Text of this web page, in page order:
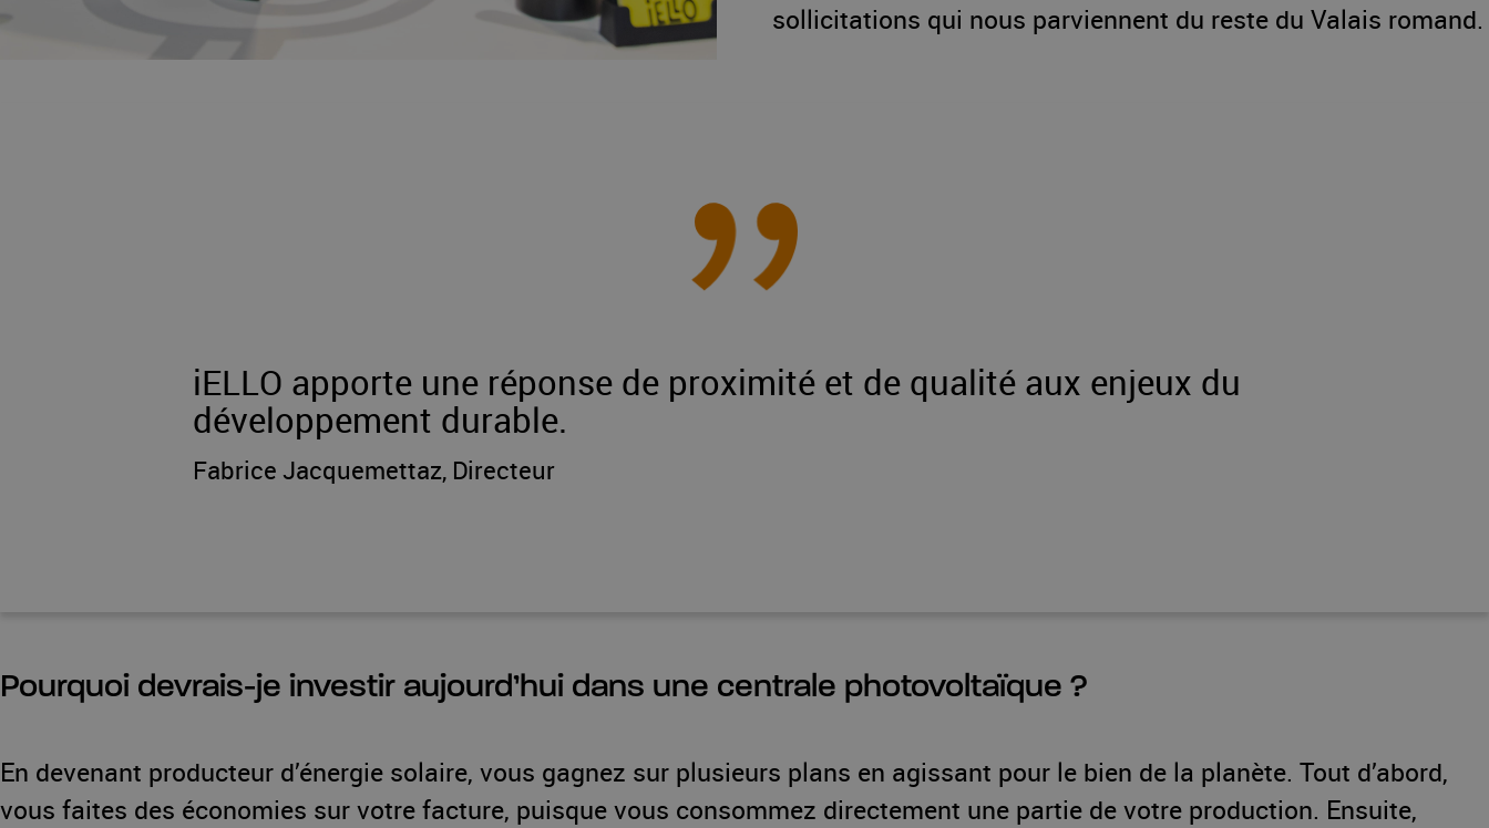
sollicitations qui nous parviennent du reste du Valais romand.
iELLO apporte une réponse de proximité et de qualité aux enjeux du
développement durable.
Fabrice Jacquemettaz, Directeur
Pourquoi devrais-je investir aujourd’hui dans une centrale photovoltaïque ?
En devenant producteur d’énergie solaire, vous gagnez sur plusieurs plans en agissant pour le bien de la planète. Tout d’abord,
vous faites des économies sur votre facture, puisque vous consommez directement une partie de votre production. Ensuite,